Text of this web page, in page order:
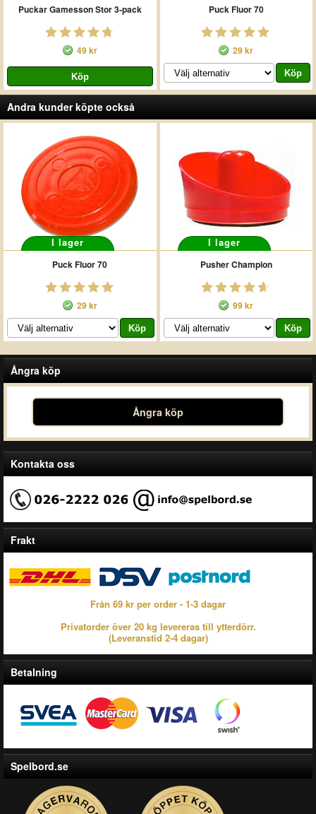
Puckar Gamesson Stor 3-pack
49 kr
Puck Fluor 70
29 kr
Andra kunder köpte också
I lager
Puck Fluor 70
29 kr
I lager
Pusher Champion
99 kr
Ångra köp
Ångra köp
Kontakta oss
Frakt
Från 69 kr per order - 1-3 dagar
Privatorder över 20 kg levereras till ytterdörr.
(Leveranstid 2-4 dagar)
Betalning
Spelbord.se